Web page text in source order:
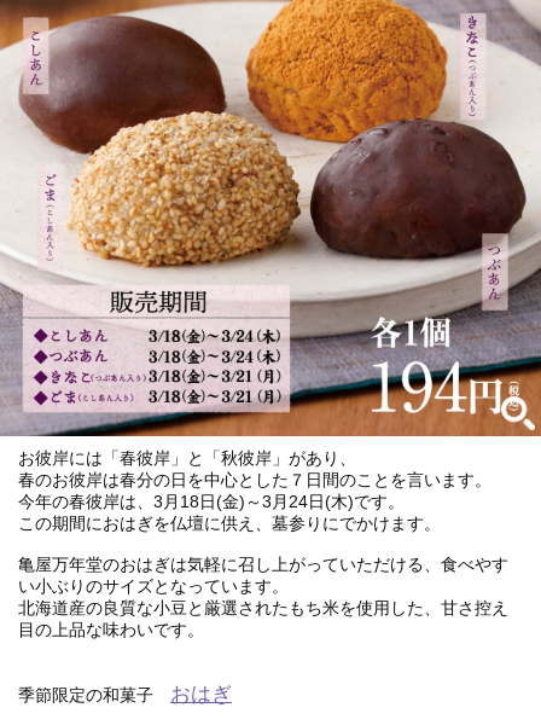
お彼岸には「春彼岸」と「秋彼岸」があり、
春のお彼岸は春分の日を中心とした７日間のことを言います。
今年の春彼岸は、3月18日(金)～3月24日(木)です。
この期間におはぎを仏壇に供え、墓参りにでかけます。
亀屋万年堂のおはぎは気軽に召し上がっていただける、食べやす
い小ぶりのサイズとなっています。
北海道産の良質な小豆と厳選されたもち米を使用した、甘さ控え
目の上品な味わいです。
季節限定の和菓子 おはぎ